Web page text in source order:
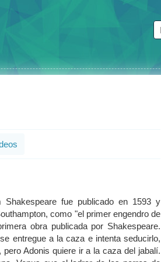
fue publicado en 1593 y
como "el primer engendro de
obra publicada por Shakespeare.
entregue a la caza e intenta seducirlo,
Adonis quiere ir a la caza del jabalí.